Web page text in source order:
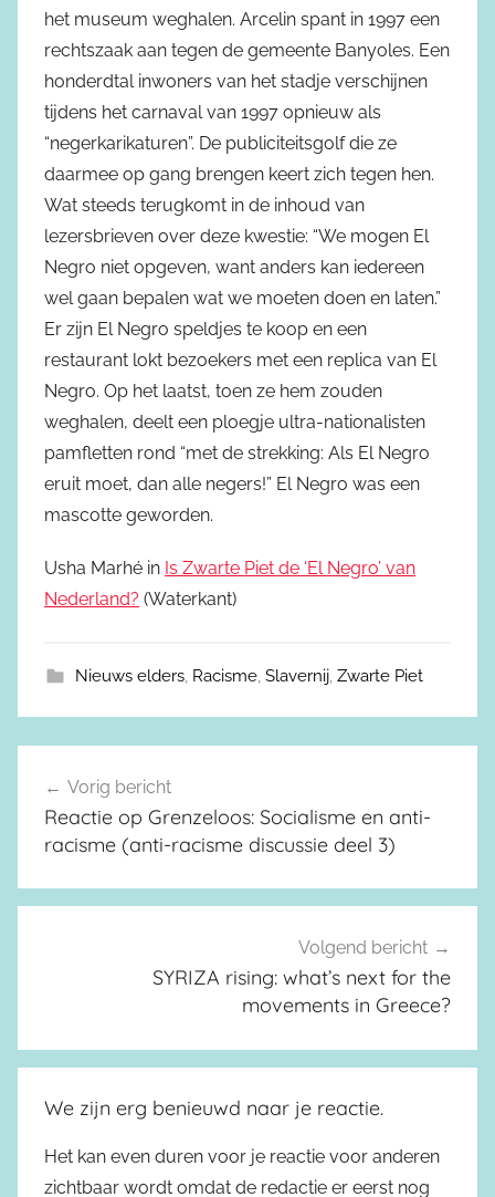
het museum weghalen. Arcelin spant in 1997 een
rechtszaak aan tegen de gemeente Banyoles. Een
honderdtal inwoners van het stadje verschijnen
tijdens het carnaval van 1997 opnieuw als
“negerkarikaturen”. De publiciteitsgolf die ze
daarmee op gang brengen keert zich tegen hen.
Wat steeds terugkomt in de inhoud van
lezersbrieven over deze kwestie: “We mogen El
Negro niet opgeven, want anders kan iedereen
wel gaan bepalen wat we moeten doen en laten.”
Er zijn El Negro speldjes te koop en een
restaurant lokt bezoekers met een replica van El
Negro. Op het laatst, toen ze hem zouden
weghalen, deelt een ploegje ultra-nationalisten
pamfletten rond “met de strekking: Als El Negro
eruit moet, dan alle negers!” El Negro was een
mascotte geworden.
Usha Marhé in Is Zwarte Piet de ‘El Negro’ van
Nederland? (Waterkant)
Nieuws elders, Racisme, Slavernij, Zwarte Piet
Berichtnavigatie
Vorig bericht
Reactie op Grenzeloos: Socialisme en anti-
racisme (anti-racisme discussie deel 3)
Volgend bericht
SYRIZA rising: what’s next for the
movements in Greece?
We zijn erg benieuwd naar je reactie.
Het kan even duren voor je reactie voor anderen
zichtbaar wordt omdat de redactie er eerst nog